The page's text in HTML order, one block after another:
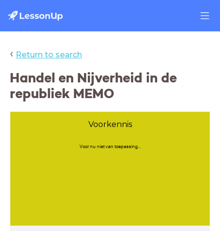
‹ Return to search
Handel en Nijverheid in de
republiek MEMO
Voorkennis
Voor nu niet van toepassing...